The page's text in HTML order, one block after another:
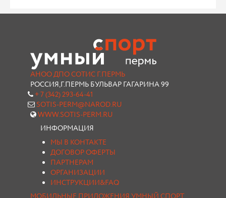
АНОО ДПО СОТИС Г.ПЕРМЬ
РОССИЯ,Г.ПЕРМЬ БУЛЬВАР ГАГАРИНА 99
+ 7 (342) 293-64-41
SOTIS-PERM@NAROD.RU
WWW.SOTIS-PERM.RU
ИНФОРМАЦИЯ
МЫ В КОНТАКТЕ
ДОГОВОР ОФЕРТЫ
ПАРТНЕРАМ
ОРГАНИЗАЦИИ
ИНСТРУКЦИИ&FAQ